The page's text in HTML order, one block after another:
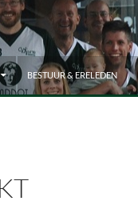
BESTUUR & ERELEDEN